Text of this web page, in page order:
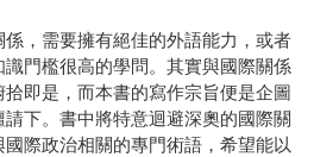
，需要擁有絕佳的外語能力，或者
門檻很高的學問。其實與國際關係
即是，而本書的寫作宗旨便是企圖
下。書中將特意迴避深奧的國際關
際政治相關的專門術語，希望能以